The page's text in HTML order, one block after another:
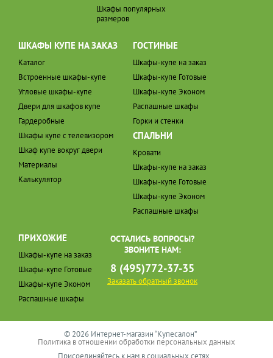
Шкафы популярных
размеров
ШКАФЫ КУПЕ НА ЗАКАЗ
Каталог
Встроенные шкафы-купе
Угловые шкафы-купе
Двери для шкафов купе
Гардеробные
Шкафы купе с телевизором
Шкаф купе вокруг двери
Материалы
Калькулятор
ГОСТИНЫЕ
Шкафы-купе на заказ
Шкафы-купе Готовые
Шкафы-купе Эконом
Распашные шкафы
Горки и стенки
СПАЛЬНИ
Кровати
Шкафы-купе на заказ
Шкафы-купе Готовые
Шкафы-купе Эконом
Распашные шкафы
ПРИХОЖИЕ
Шкафы-купе на заказ
Шкафы-купе Готовые
Шкафы-купе Эконом
Распашные шкафы
ОСТАЛИСЬ ВОПРОСЫ?
ЗВОНИТЕ НАМ:
8 (495)772-37-35
Заказать обратный звонок
© 2026 Интернет-магазин “Купесалон”
Политика в отношении обработки персональных данных
Присоединяйтесь к нам в социальных сетях